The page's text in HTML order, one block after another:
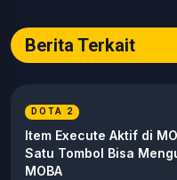
Berita Terkait
DOTA 2
Item Execute Aktif di
Satu Tombol Bisa
MOBA